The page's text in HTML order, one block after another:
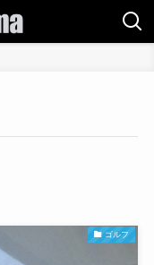
ゴルフ